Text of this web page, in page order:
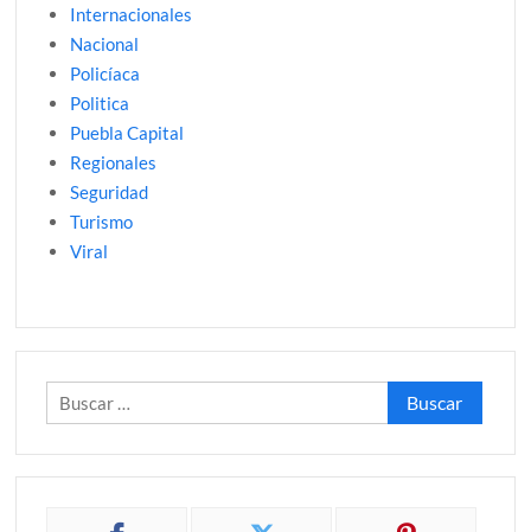
Internacionales
Nacional
Policíaca
Politica
Puebla Capital
Regionales
Seguridad
Turismo
Viral
Buscar: